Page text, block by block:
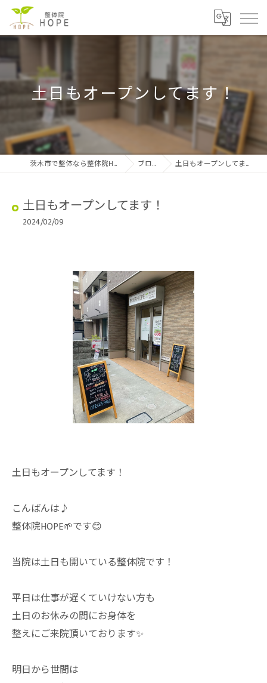
土日もオープンしてます！
茨木市で整体なら整体院HOPE ブログ 土日もオープンしてます！
土日もオープンしてます！
2024/02/09
土日もオープンしてます！
こんばんは♪
整体院HOPE🌱です😊
当院は土日も開いている整体院です！
平日は仕事が遅くていけない方も
土日のお休みの間にお身体を
整えにご来院頂いております✨
明日から世間は